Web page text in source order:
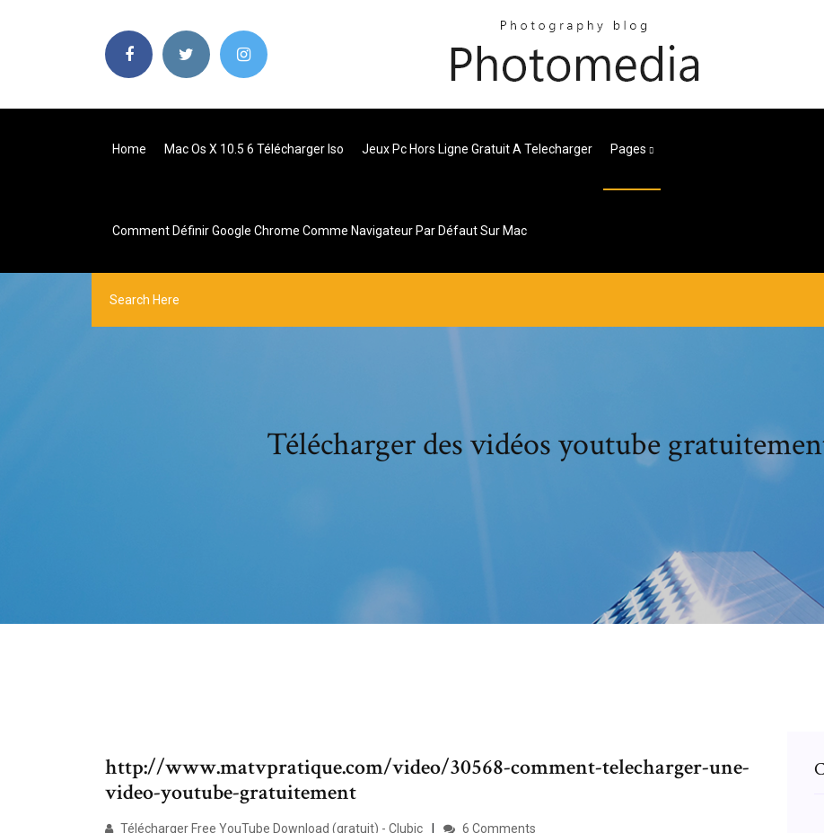
Home Mac Os X 10.5 6 Télécharger Iso Jeux Pc Hors Ligne Gratuit A Telecharger Pages
Comment Définir Google Chrome Comme Navigateur Par Défaut Sur Mac
Télécharger des vidéos youtube
http://www.matvpratique.com/video/30568-comment-telecharger-une-
video-youtube-gratuitement
Télécharger Free YouTube Download (gratuit) - Clubic 6 Comments